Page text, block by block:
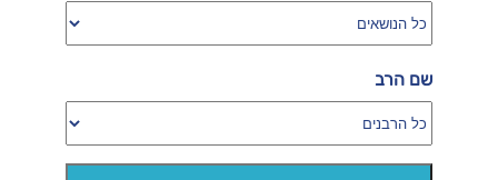
שם הרב